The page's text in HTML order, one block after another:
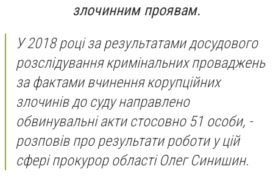
злочинним проявам.
У 2018 році за результатами досудового
розслідування кримінальних проваджень
за фактами вчинення корупційних
злочинів до суду направлено
обвинувальні акти стосовно 51 особи, -
розповів про результати роботи у цій
сфері прокурор області Олег Синишин.